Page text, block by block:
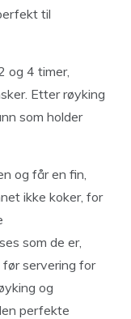
til
og 4 timer,
Etter røyking
som holder
og får en fin,
ikke koker, for
som de er,
før servering for
og
perfekte